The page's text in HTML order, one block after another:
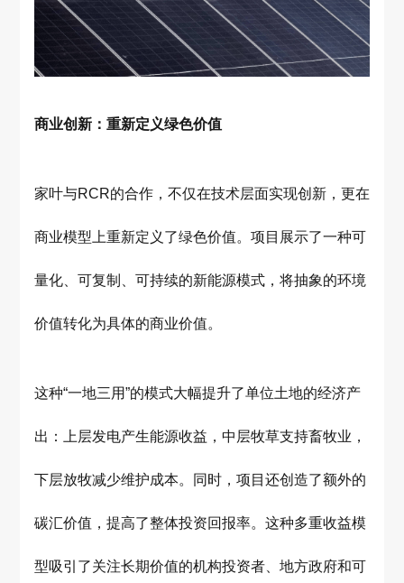
商业创新：重新定义绿色价值
家叶与RCR的合作，不仅在技术层面实现创新，更在
商业模型上重新定义了绿色价值。项目展示了一种可
量化、可复制、可持续的新能源模式，将抽象的环境
价值转化为具体的商业价值。
这种“一地三用”的模式大幅提升了单位土地的经济产
出：上层发电产生能源收益，中层牧草支持畜牧业，
下层放牧减少维护成本。同时，项目还创造了额外的
碳汇价值，提高了整体投资回报率。这种多重收益模
型吸引了关注长期价值的机构投资者、地方政府和可